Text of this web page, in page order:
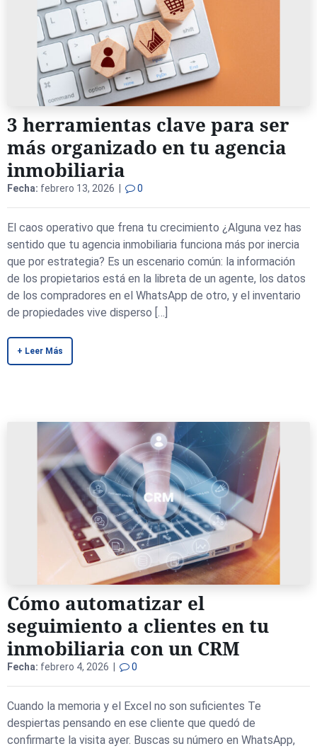
3 herramientas clave para ser
más organizado en tu agencia
inmobiliaria
Fecha: febrero 13, 2026 | 0
El caos operativo que frena tu crecimiento ¿Alguna vez has
sentido que tu agencia inmobiliaria funciona más por inercia
que por estrategia? Es un escenario común: la información
de los propietarios está en la libreta de un agente, los datos
de los compradores en el WhatsApp de otro, y el inventario
de propiedades vive disperso […]
+ Leer Más
Cómo automatizar el
seguimiento a clientes en tu
inmobiliaria con un CRM
Fecha: febrero 4, 2026 | 0
Cuando la memoria y el Excel no son suficientes Te
despiertas pensando en ese cliente que quedó de
confirmarte la visita ayer. Buscas su número en WhatsApp,